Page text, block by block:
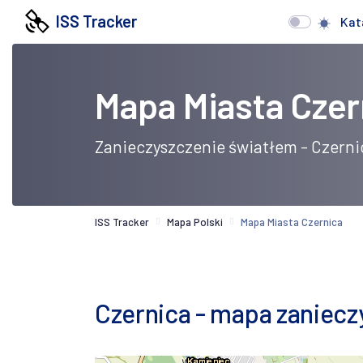
ISS Tracker
Mapa Miasta
Zanieczyszczenie światłem -
ISS Tracker Mapa Polski Mapa Miasta Czernica
Czernica - mapa